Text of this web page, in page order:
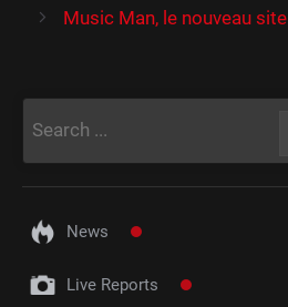
Music Man, le nouveau site
News
Live Reports